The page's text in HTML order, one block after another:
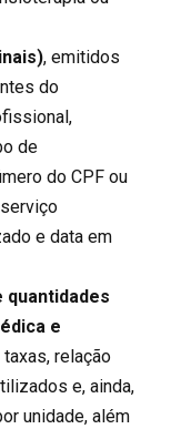
, emitidos
do
de
do CPF ou
e data em
quantidades
e
relação
e, ainda,
unidade, além